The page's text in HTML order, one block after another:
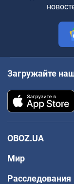
Загружайте
OBOZ.UA
Мир
Расследования